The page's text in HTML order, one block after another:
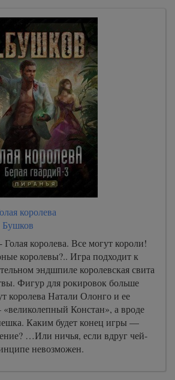
королева
Бушков
королева. Все могут короли!
королевы?.. Игра подходит к
эндшпиле королевская свита
Фигур для рокировок больше
королева Натали Олонго и ее
Констан», а вроде
Каким будет конец игры —
…Или ничья, если вдруг чей-
невозможен.